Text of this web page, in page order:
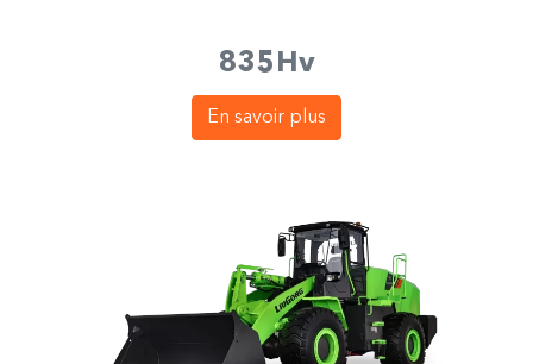
835Hv
En savoir plus